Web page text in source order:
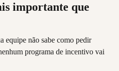
importante que
equipe não sabe como pedir
programa de incentivo vai